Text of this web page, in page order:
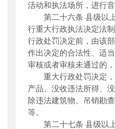
活动和执法场所，进行音
第二十六条 县级以
行重大行政执法决定法
行政处罚决定前，由该
作出决定的合法性、适
审核或者审核未通过的
重大行政处罚决定
产品、没收违法所得、
除违法建筑物、吊销勘
等。
第二十七条 县级以